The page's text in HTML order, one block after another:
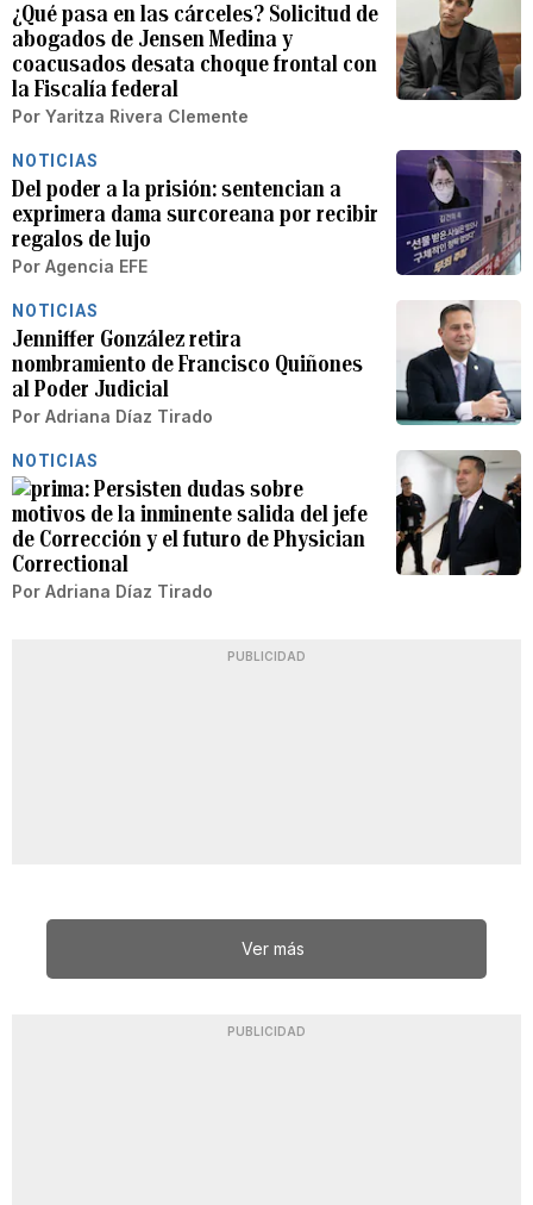
¿Qué pasa en las cárceles? Solicitud de
abogados de Jensen Medina y
coacusados desata choque frontal con
la Fiscalía federal
Por Yaritza Rivera Clemente
NOTICIAS
Del poder a la prisión: sentencian a
exprimera dama surcoreana por recibir
regalos de lujo
Por Agencia EFE
NOTICIAS
Jenniffer González retira
nombramiento de Francisco Quiñones
al Poder Judicial
Por Adriana Díaz Tirado
NOTICIAS
Persisten dudas sobre
motivos de la inminente salida del jefe
de Corrección y el futuro de Physician
Correctional
Por Adriana Díaz Tirado
PUBLICIDAD
Ver más
PUBLICIDAD